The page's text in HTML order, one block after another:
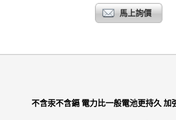
馬上詢價
不含汞不含鎘 電力比一般電池更持久 加